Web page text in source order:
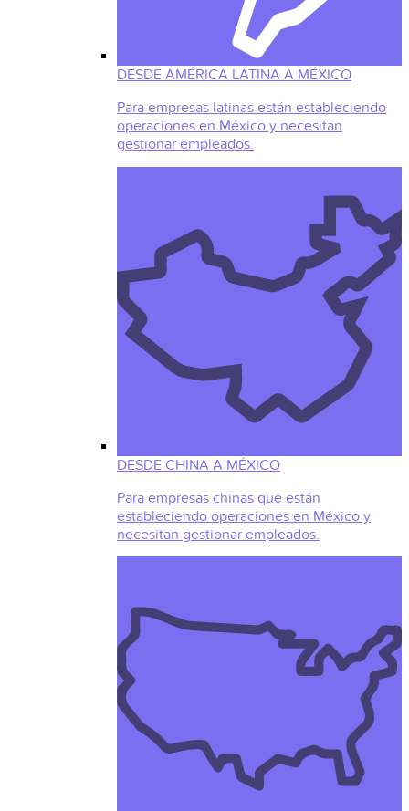
DESDE AMÉRICA LATINA A MÉXICO
Para empresas latinas están estableciendo
operaciones en México y necesitan
gestionar empleados.
DESDE CHINA A MÉXICO
Para empresas chinas que están
estableciendo operaciones en México y
necesitan gestionar empleados.